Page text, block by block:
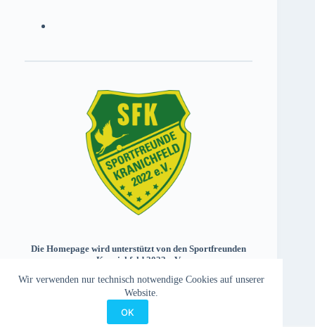
Wir verwenden nur technisch notwendige Cookies auf unserer
Website.
OK
Die Homepage wird unterstützt von den Sportfreunden
Kranichfeld 2022 e.V.